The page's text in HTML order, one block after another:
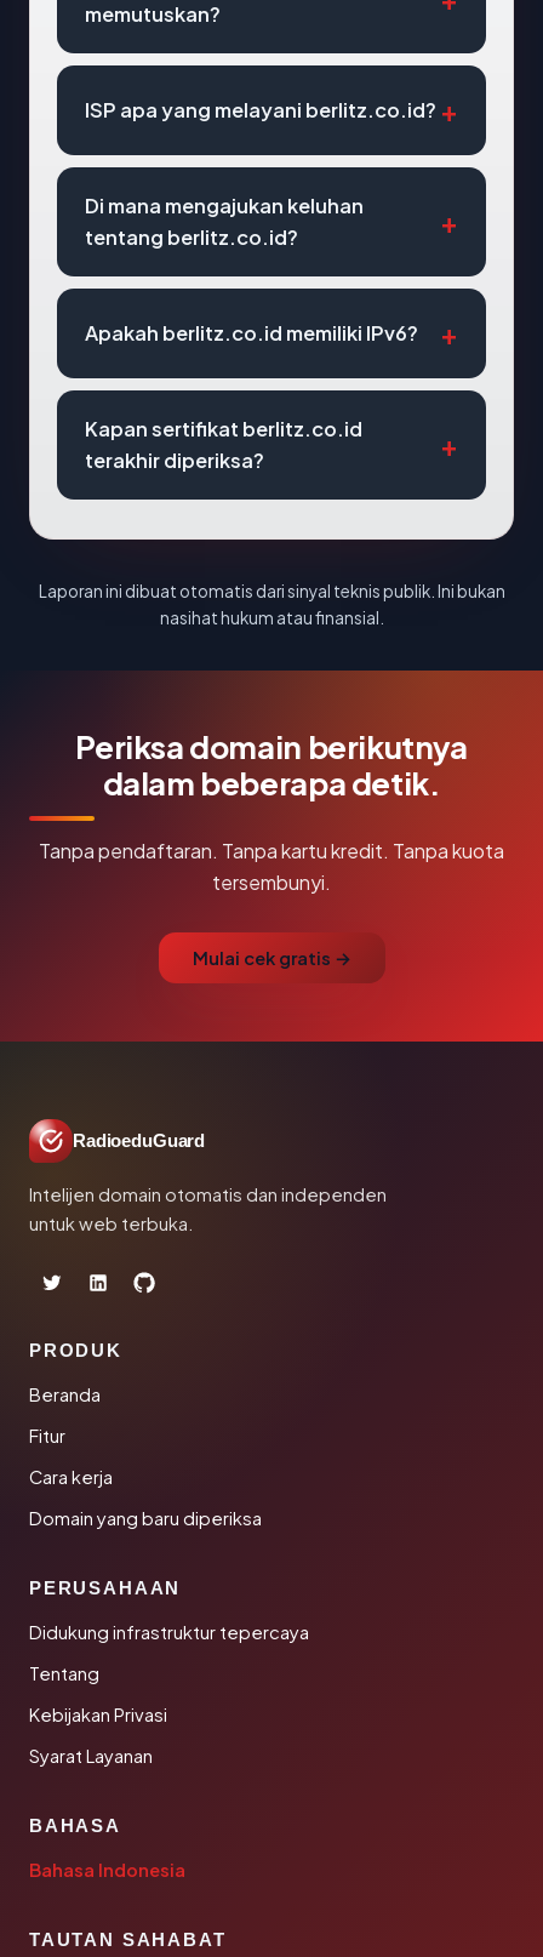
memutuskan?
ISP apa yang melayani berlitz.co.id?
Di mana mengajukan keluhan
tentang berlitz.co.id?
Apakah berlitz.co.id memiliki IPv6?
Kapan sertifikat berlitz.co.id
terakhir diperiksa?
Laporan ini dibuat otomatis dari sinyal teknis publik. Ini bukan
nasihat hukum atau finansial.
Periksa domain berikutnya
dalam beberapa detik.
Tanpa pendaftaran. Tanpa kartu kredit. Tanpa kuota
tersembunyi.
Mulai cek gratis →
RadioeduGuard
Intelijen domain otomatis dan independen
untuk web terbuka.
PRODUK
Beranda
Fitur
Cara kerja
Domain yang baru diperiksa
PERUSAHAAN
Didukung infrastruktur tepercaya
Tentang
Kebijakan Privasi
Syarat Layanan
BAHASA
Bahasa Indonesia
TAUTAN SAHABAT